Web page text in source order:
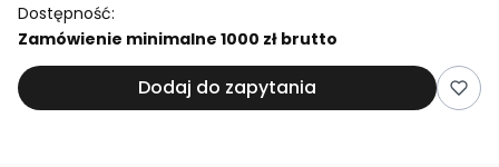
Dostępność:
Zamówienie minimalne 1000 zł brutto
Dodaj do zapytania